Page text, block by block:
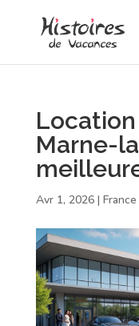
Marne-
Avr 1, 2026| France